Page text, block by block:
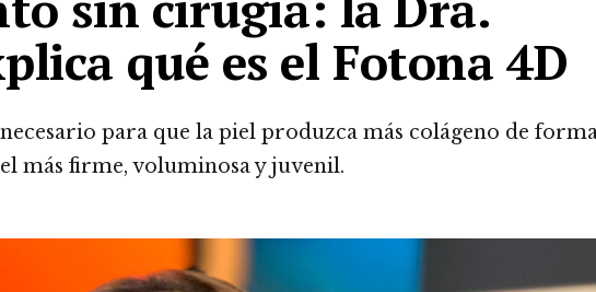
qué es el Fotona 4D
para que la piel produzca más colágeno de
más firme, voluminosa y juvenil.